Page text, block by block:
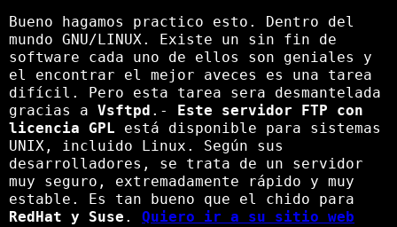
Bueno hagamos practico esto. Dentro del
mundo GNU/LINUX. Existe un sin fin de
software cada uno de ellos son geniales y
el encontrar el mejor aveces es una tarea
difícil. Pero esta tarea sera desmantelada
gracias a Vsftpd .-
Este servidor FTP con
licencia GPL está disponible para sistemas
UNIX, incluido Linux. Según sus
desarrolladores, se trata de un servidor
muy seguro, extremadamente rápido y muy
estable. Es tan bueno que el chido para
RedHat y Suse . Quiero ir a su sitio web